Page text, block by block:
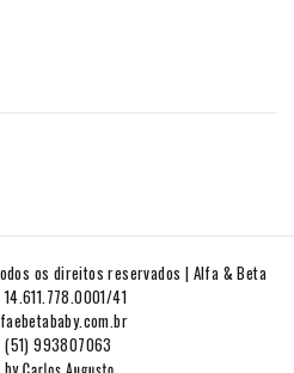
os direitos reservados | Alfa & Beta
14.611.778.0001/41
(51) 993807063
by